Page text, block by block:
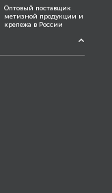
Оптовый поставщик
метизной продукции и
крепежа в России